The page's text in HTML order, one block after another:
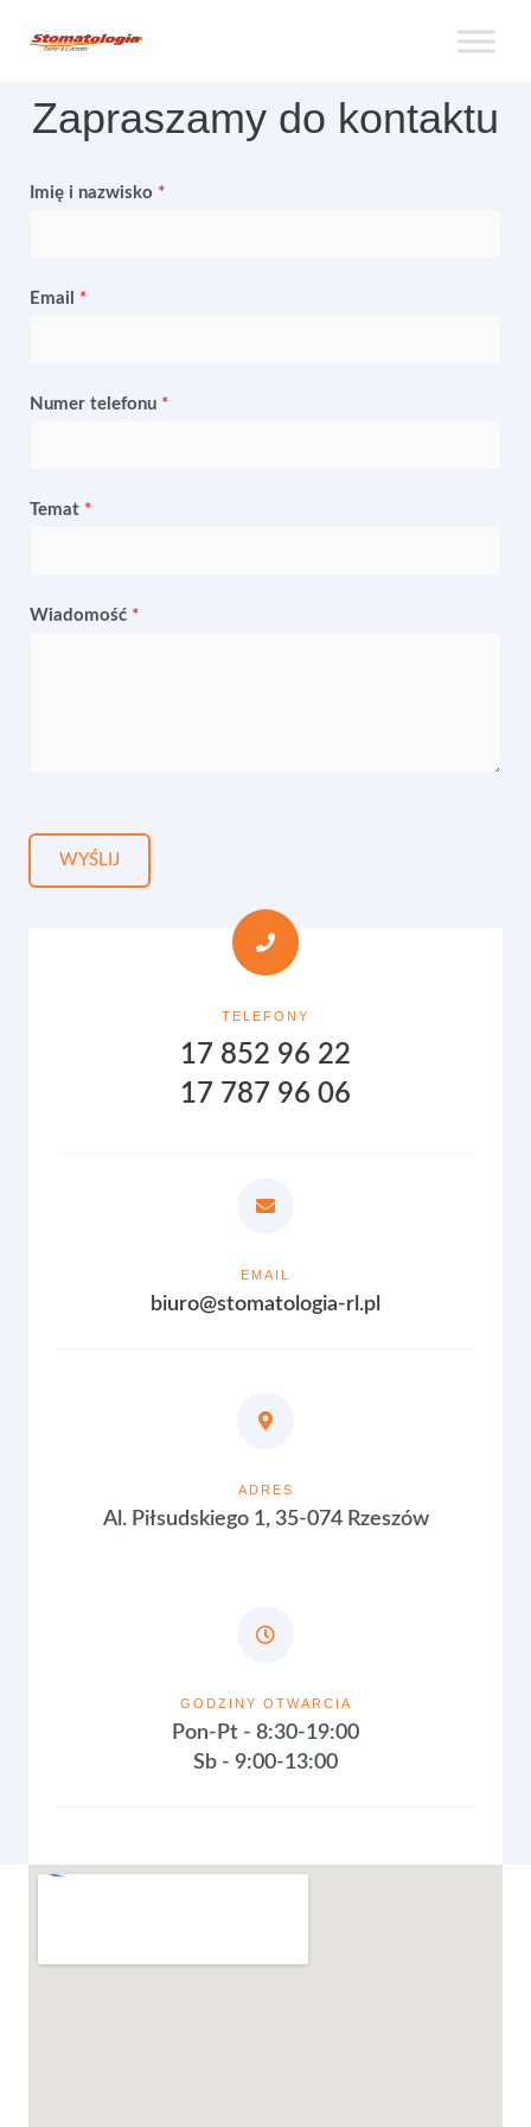
Zapraszamy do kontaktu
Imię i nazwisko *
Email *
Numer telefonu *
Temat *
Wiadomość *
WYŚLIJ
TELEFONY
17 852 96 22
17 787 96 06
EMAIL
biuro@stomatologia-rl.pl
ADRES
Al. Piłsudskiego 1, 35-074 Rzeszów
GODZINY OTWARCIA
Pon-Pt - 8:30-19:00
Sb - 9:00-13:00